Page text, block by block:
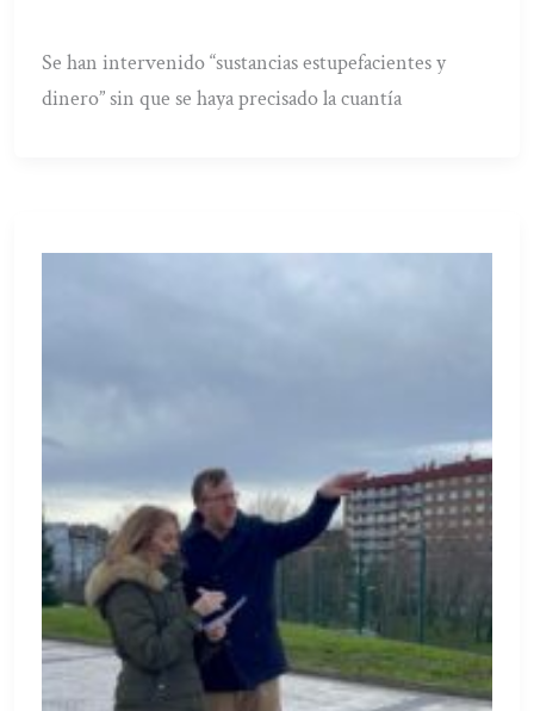
Se han intervenido “sustancias estupefacientes y
dinero” sin que se haya precisado la cuantía